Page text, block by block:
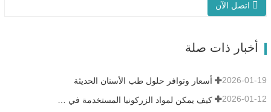
يصل إلى 90 دقيقة. إنه أكثر ذكاءً وكفاءةً، مما
تاجًا في 90 دقيقة على الأكثر.…
اتصل الآن
أخبار ذات صلة
أسعار وتوافر حلول طب الأسنان الحديثة 2026-01-19
2026-01-12